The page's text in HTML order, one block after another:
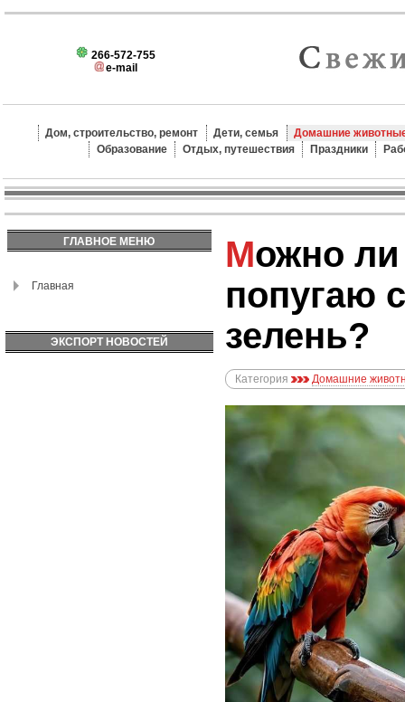
266-572-755
e-mail
Дом, строительство, ремонт Дети, семья
Домашние
Образование
Отдых, путешествия Праздники
ГЛАВНОЕ МЕНЮ
Главная
ЭКСПОРТ НОВОСТЕЙ
Можно ли давать
попугаю
зелень?
Категория Домашние